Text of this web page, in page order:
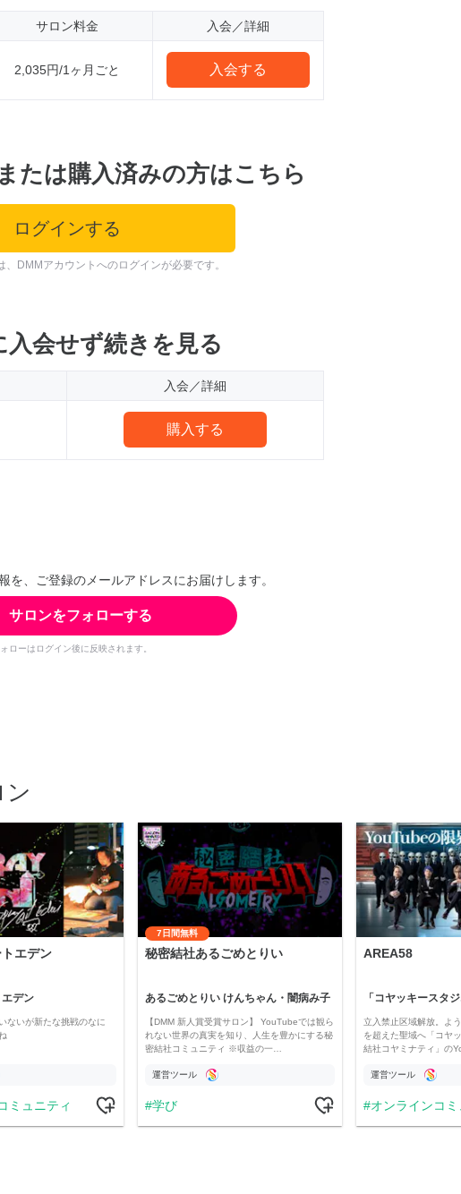
サロン料金 入会／詳細
2,035円/1ヶ月ごと 入会する
たは購入済みの方はこちら
ログインする
、DMMアカウントへのログインが必要です。
入会せず続きを見る
入会／詳細
購入する
を、ご登録のメールアドレスにお届けします。
サロンをフォローする
ローはログイン後に反映されます。
エデン
デン
ないが新たな挑戦のなに
ミュニティ
7日間無料
秘密結社あるごめとりい
あるごめとりい けんちゃん・闇病み子
【DMM 新人賞受賞サロン】 YouTubeでは観ら
れない世界の真実を知り、人生を豊かにする秘
密結社コミュニティ ※収益の一…
運営ツール
学び
AREA58
立入禁止区域解放。よ
を超えた聖域へ「コヤ
結社コヤミナティ」の
運営ツール
オンラインコミ